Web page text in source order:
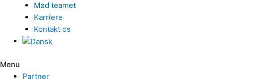
Mød teamet
Karriere
Kontakt os
Menu
Partner